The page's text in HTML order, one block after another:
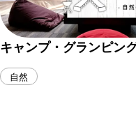
キャンプ・グランピン
自然